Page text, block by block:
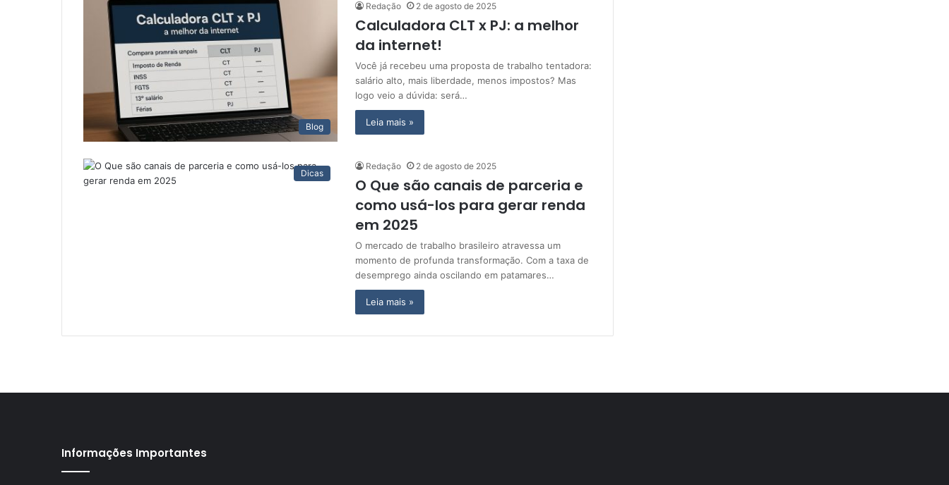
Blog
Redação 2 de agosto de 2025
Calculadora CLT x PJ: a melhor
da internet!
Você já recebeu uma proposta de trabalho tentadora:
salário alto, mais liberdade, menos impostos? Mas
logo veio a dúvida: será…
Leia mais »
Dicas
Redação 2 de agosto de 2025
O Que são canais de parceria e
como usá-los para gerar renda
em 2025
O mercado de trabalho brasileiro atravessa um
momento de profunda transformação. Com a taxa de
desemprego ainda oscilando em patamares…
Leia mais »
Informações Importantes